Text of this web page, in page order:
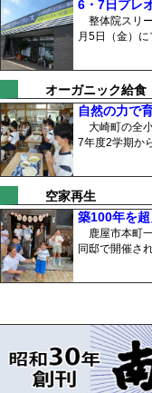
6・7日プレ
整体院スリ
月5日（金）に
オーガニック給食
自然の力で
大崎町の全
7年度2学期か
空家再生
築100年を
鹿屋市本町
同邸で開催さ